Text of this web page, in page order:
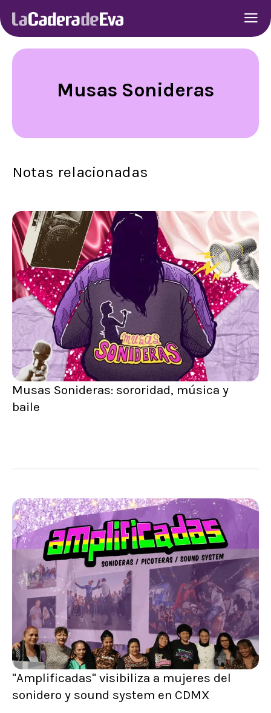
Musas Sonideras
Notas relacionadas
Musas Sonideras: sororidad, música y
baile
"Amplificadas" visibiliza a mujeres del
sonidero y sound system en CDMX